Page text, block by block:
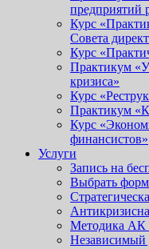
предприятий
Курс
Совета
Курс
Практикум
кризиса»
Курс
Практикум
Курс
финансистов»
Услуги
Запись на
Выбрать
Методика АК
Независимый